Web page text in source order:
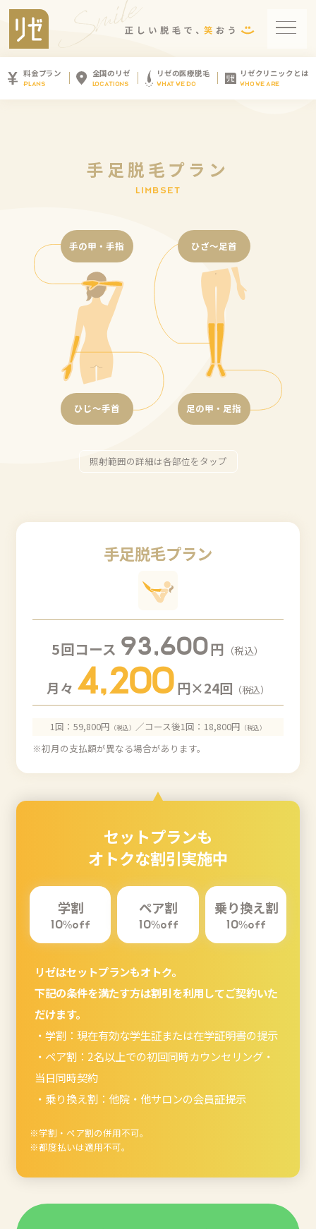
料金プラン
PLANS
全国のリゼ
LOCATIONS
リゼの医療脱毛
WHAT WE DO
リゼクリニックとは
WHO WE ARE
手 足 脱 毛 プ ラ ン
L I M B S ET
手の甲・手指
ひじ～手首
ひざ～足首
足の甲・足指
照射範囲の詳細は各部位をタップ
手足脱毛プラン
5回コース 93,600円 （税込）
月々 4,200円×24回 （税込）
1回：59,800円 （税込） ／コース後1回：18,800円 （税込）
※初月の支払額が異なる場合があります。
セットプランも
オトクな割引実施中
学割
10%off
ペア割
10%off
乗り換え割
10%off
リゼはセットプランもオトク。
下記の条件を満たす方は割引を利用してご契約いた
だけます。
・学割：現在有効な学生証または在学証明書の提示
・ペア割：2名以上での初回同時カウンセリング・
当日同時契約
・乗り換え割：他院・他サロンの会員証提示
※学割・ぺア割の併用不可。
※都度払いは適用不可。